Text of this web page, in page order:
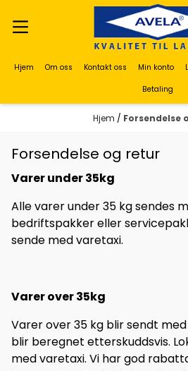
Hjem Om oss Kontakt oss Min konto
Betaling
Hjem / Forsendelse
Forsendelse og retur
Varer under 35kg
Alle varer under 35 kg sendes
bedriftspakker eller
sende med varetaxi.
Varer over 35kg
Varer over 35 kg blir sendt
blir beregnet etterskuddsvis.
med varetaxi. Vi har god